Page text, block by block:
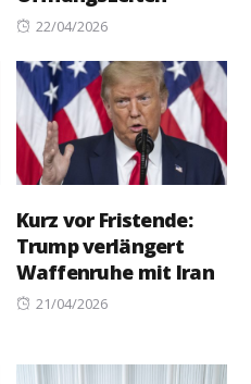
Posted
22/04/2026
Kurz vor Fristende:
Trump verlängert
Waffenruhe mit Iran
Posted
21/04/2026